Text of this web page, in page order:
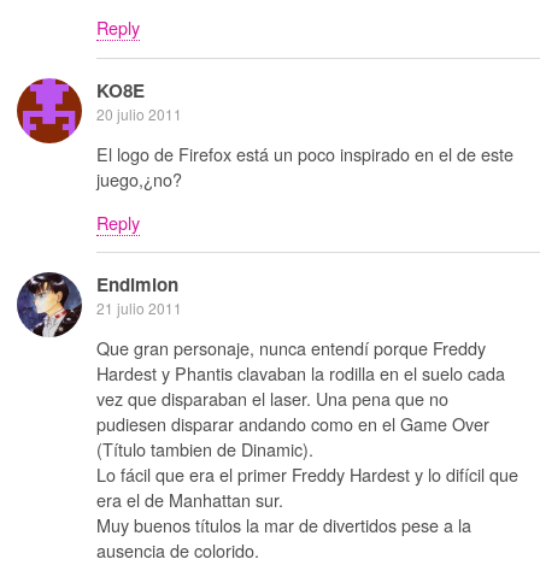
Reply
KO8E
20 julio 2011
El logo de Firefox está un poco inspirado en el de este
juego,¿no?
Reply
Endimion
21 julio 2011
Que gran personaje, nunca entendí porque Freddy
Hardest y Phantis clavaban la rodilla en el suelo cada
vez que disparaban el laser. Una pena que no
pudiesen disparar andando como en el Game Over
(Título tambien de Dinamic).
Lo fácil que era el primer Freddy Hardest y lo difícil que
era el de Manhattan sur.
Muy buenos títulos la mar de divertidos pese a la
ausencia de colorido.